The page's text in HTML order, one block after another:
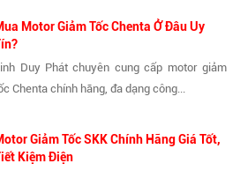
Motor Giảm Tốc Chenta Ở Đâu Uy
Duy Phát chuyên cung cấp motor giảm
Chenta chính hãng, đa dạng công...
Giảm Tốc SKK Chính Hãng Giá Tốt,
Kiệm Điện